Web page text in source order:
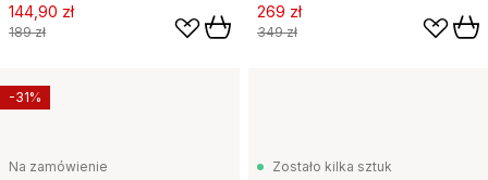
144,90 zł
189 zł
269 zł
349 zł
Na zamówienie
-31%
Zostało kilka sztuk